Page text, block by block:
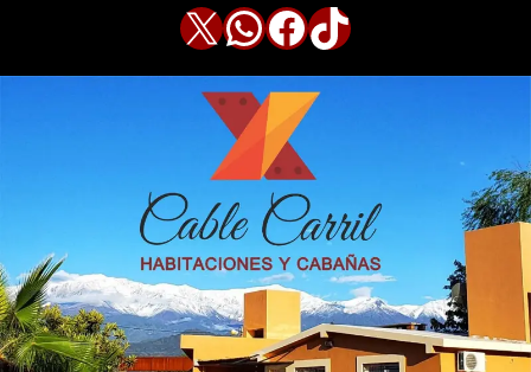
X WhatsApp Facebook TikTok